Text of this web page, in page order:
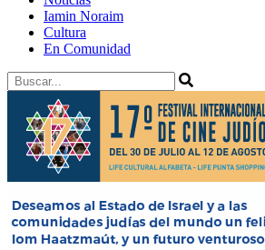
Iamin Noraim
Cultura
En Comunidad